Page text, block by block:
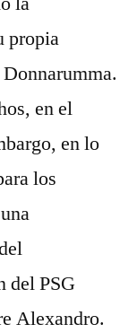
propia
en el
en lo
los
del PSG
Alexandro.